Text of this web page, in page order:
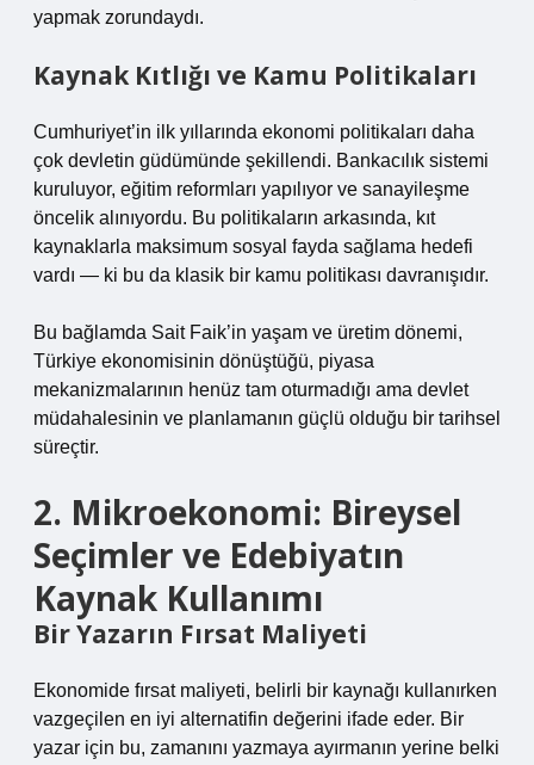
yapmak zorundaydı.
Kaynak Kıtlığı ve Kamu Politikaları
Cumhuriyet’in ilk yıllarında ekonomi politikaları daha
çok devletin güdümünde şekillendi. Bankacılık sistemi
kuruluyor, eğitim reformları yapılıyor ve sanayileşme
öncelik alınıyordu. Bu politikaların arkasında, kıt
kaynaklarla maksimum sosyal fayda sağlama hedefi
vardı — ki bu da klasik bir kamu politikası davranışıdır.
Bu bağlamda Sait Faik’in yaşam ve üretim dönemi,
Türkiye ekonomisinin dönüştüğü, piyasa
mekanizmalarının henüz tam oturmadığı ama devlet
müdahalesinin ve planlamanın güçlü olduğu bir tarihsel
süreçtir.
2. Mikroekonomi: Bireysel
Seçimler ve Edebiyatın
Kaynak Kullanımı
Bir Yazarın Fırsat Maliyeti
Ekonomide fırsat maliyeti, belirli bir kaynağı kullanırken
vazgeçilen en iyi alternatifin değerini ifade eder. Bir
yazar için bu, zamanını yazmaya ayırmanın yerine belki